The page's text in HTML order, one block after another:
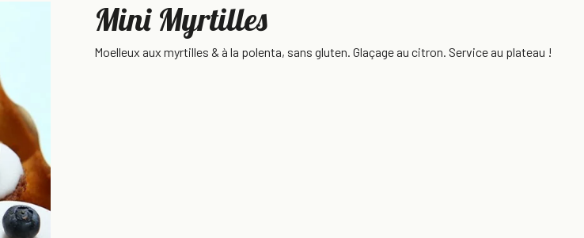
Mini Myrtilles
Moelleux aux myrtilles & à la polenta, sans gluten. Glaçage au citron. Service au plateau !